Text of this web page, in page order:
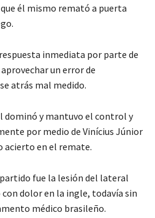
él mismo remató a puerta
inmediata por parte de
un error de
atrás mal medido.
dominó y mantuvo el control y
por medio de Vinícius Júnior
acierto en el remate.
fue la lesión del lateral
con dolor en la ingle, todavía sin
médico brasileño.